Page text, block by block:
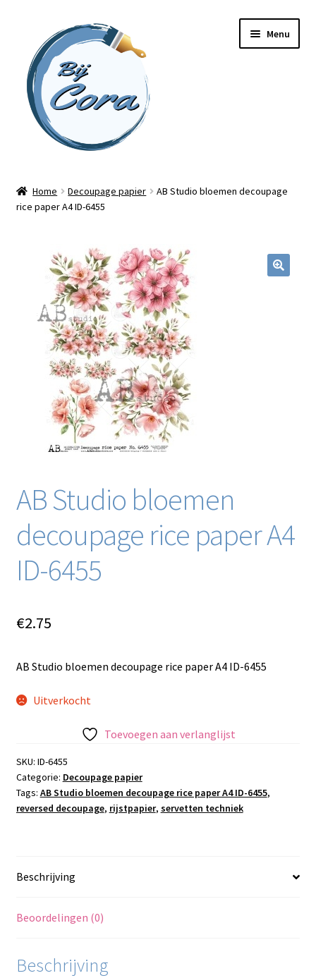
naar
navigatie
inhoud
Menu
Workshops
Online cursussen
Blog / DIY / Tutorials
Over mij
Home Decoupage papier
AB Studio bloemen decoupage
rice paper A4 ID-6455
AB Studio bloemen
decoupage rice paper A4
ID-6455
€2.75
AB Studio bloemen decoupage rice paper A4 ID-6455
Uitverkocht
Toevoegen aan verlanglijst
SKU: ID-6455
Categorie: Decoupage papier
Tags: AB Studio bloemen decoupage rice paper A4 ID-6455,
reversed decoupage, rijstpapier, servetten techniek
Beschrijving
Beoordelingen (0)
Beschrijving